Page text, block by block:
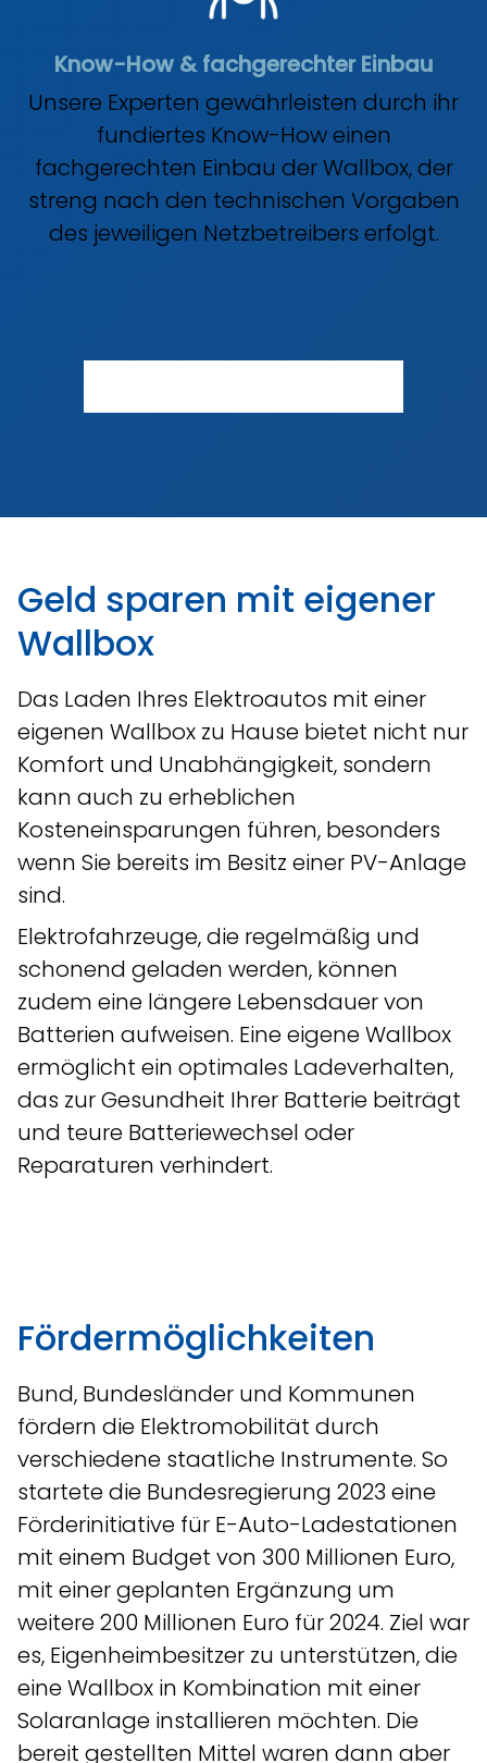
Know-How & fachgerechter Einbau
Unsere Experten gewährleisten durch ihr
fundiertes Know-How einen
fachgerechten Einbau der Wallbox, der
streng nach den technischen Vorgaben
des jeweiligen Netzbetreibers erfolgt.
Geld sparen mit eigener
Wallbox
Das Laden Ihres Elektroautos mit einer
eigenen Wallbox zu Hause bietet nicht nur
Komfort und Unabhängigkeit, sondern
kann auch zu erheblichen
Kosteneinsparungen führen, besonders
wenn Sie bereits im Besitz einer PV-Anlage
sind.
Elektrofahrzeuge, die regelmäßig und
schonend geladen werden, können
zudem eine längere Lebensdauer von
Batterien aufweisen. Eine eigene Wallbox
ermöglicht ein optimales Ladeverhalten,
das zur Gesundheit Ihrer Batterie beiträgt
und teure Batteriewechsel oder
Reparaturen verhindert.
Fördermöglichkeiten
Bund, Bundesländer und Kommunen
fördern die Elektromobilität durch
verschiedene staatliche Instrumente. So
startete die Bundesregierung 2023 eine
Förderinitiative für E-Auto-Ladestationen
mit einem Budget von 300 Millionen Euro,
mit einer geplanten Ergänzung um
weitere 200 Millionen Euro für 2024. Ziel war
es, Eigenheimbesitzer zu unterstützen, die
eine Wallbox in Kombination mit einer
Solaranlage installieren möchten. Die
bereit gestellten Mittel waren dann aber